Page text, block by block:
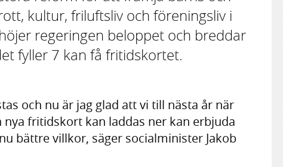
kultur, friluftsliv och föreningsliv i
regeringen beloppet och breddar
fyller 7 kan få fritidskortet.
och nu är jag glad att vi till nästa år när
fritidskort kan laddas ner kan erbjuda
bättre villkor, säger socialminister Jakob